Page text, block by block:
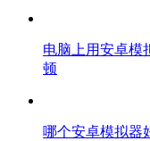
电脑上用安卓模
顿
哪个安卓模拟器